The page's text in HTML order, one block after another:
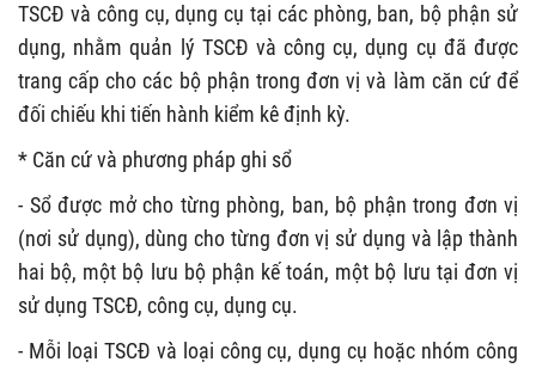
TSCĐ và công cụ, dụng cụ tại các phòng, ban, bộ phận sử
dụng, nhằm quản lý TSCĐ và công cụ, dụng cụ đã được
trang cấp cho các bộ phận trong đơn vị và làm căn cứ để
đối chiếu khi tiến hành kiểm kê định kỳ.
* Căn cứ và phương pháp ghi sổ
- Sổ được mở cho từng phòng, ban, bộ phận trong đơn vị
(nơi sử dụng), dùng cho từng đơn vị sử dụng và lập thành
hai bộ, một bộ lưu bộ phận kế toán, một bộ lưu tại đơn vị
sử dụng TSCĐ, công cụ, dụng cụ.
- Mỗi loại TSCĐ và loại công cụ, dụng cụ hoặc nhóm công